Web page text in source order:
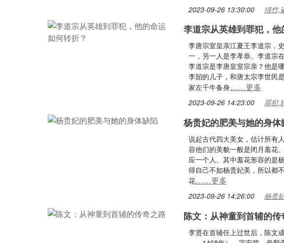
2023-09-26 13:30:00 绵竹,
李道宗从英雄到罪犯，他
李唐宗室皇亲江夏王李道宗，
一，另一人是李孝恭。李道宗
李道宗是李唐皇室宗亲？他是
李韶的儿子，和唐太宗李世民
家左千牛备身……更多
2023-09-26 14:23:00 罪犯,
杨贵妃的肥美与她的身体
说起古代四大美女，估计所有
容他们的美貌一般是闭月羞花
应一个人。其中羞花形容的是
得自己不如杨贵妃美，所以都
花……更多
2023-09-26 14:26:00 杨贵
陈文：从神童到首辅的传
李贤在首辅任上过世后，陈文